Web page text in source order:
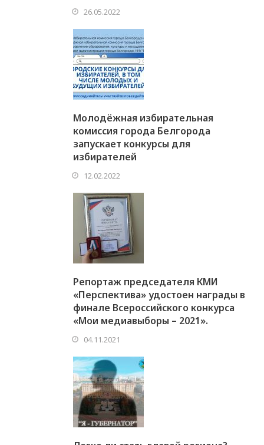
26.05.2022
Молодёжная избирательная
комиссия города Белгорода
запускает конкурсы для
избирателей
12.02.2022
Репортаж председателя КМИ
«Перспектива» удостоен награды в
финале Всероссийского конкурса
«Мои медиавыборы – 2021».
04.11.2021